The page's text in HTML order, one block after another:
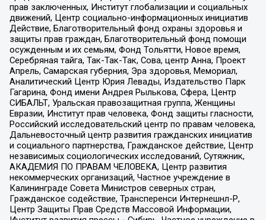
прав заключенных, Институт глобализации и социальных
движений, Центр социально-информационных инициатив
Действие, Благотворительный фонд охраны здоровья и
защиты прав граждан, Благотворительный фонд помощи
осужденным и их семьям, Фонд Тольятти, Новое время,
Серебряная тайга, Так-Так-Так, Сова, центр Анна, Проект
Апрель, Самарская губерния, Эра здоровья, Мемориал,
Аналитический Центр Юрия Левады, Издательство Парк
Гагарина, Фонд имени Андрея Рылькова, Сфера, Центр
СИБАЛЬТ, Уральская правозащитная группа, Женщины
Евразии, Институт прав человека, Фонд защиты гласности,
Российский исследовательский центр по правам человека,
Дальневосточный центр развития гражданских инициатив
и социального партнерства, Гражданское действие, Центр
независимых социологических исследований, Сутяжник,
АКАДЕМИЯ ПО ПРАВАМ ЧЕЛОВЕКА, Центр развития
некоммерческих организаций, Частное учреждение в
Калининграде Совета Министров северных стран,
Гражданское содействие, Трансперенси Интернешнл-Р,
Центр Защиты Прав Средств Массовой Информации,